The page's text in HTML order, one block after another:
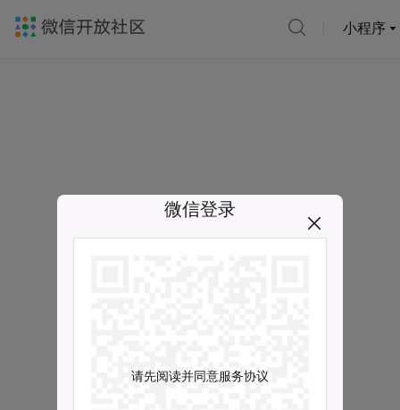
小程序
微信登录
请先阅读并同意服务协议